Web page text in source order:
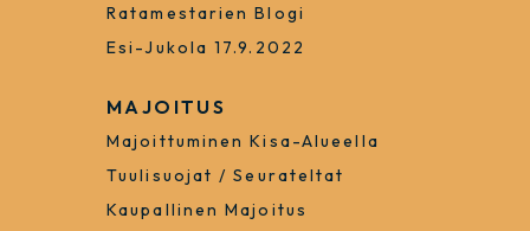
Ratamestarien Blogi
Esi-Jukola 17.9.2022
MAJOITUS
Majoittuminen Kisa-Alueella
Tuulisuojat / Seurateltat
Kaupallinen Majoitus